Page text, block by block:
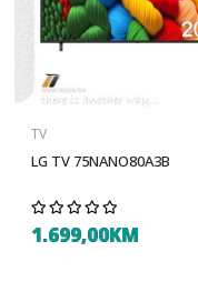
TV
LG TV 75NANO80A3B
1.699,00KM